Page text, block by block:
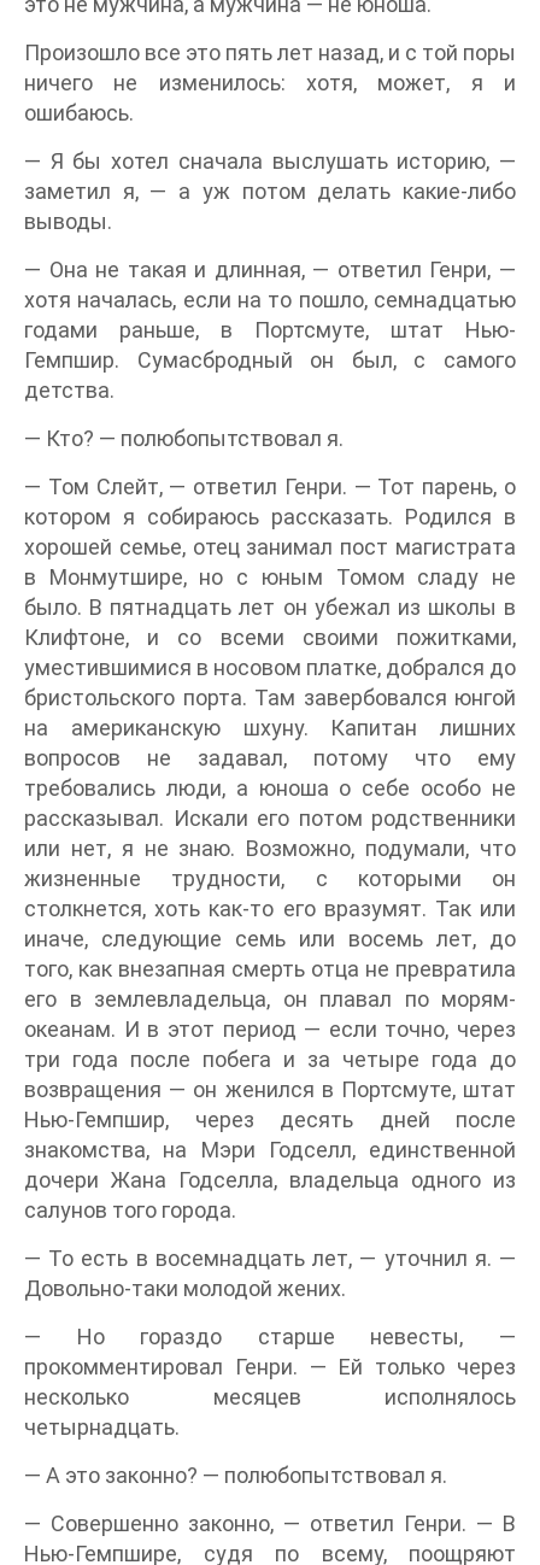
Произошло все это пять лет назад, и с той поры
ничего не изменилось: хотя, может, я и
ошибаюсь.
— Я бы хотел сначала выслушать историю, —
заметил я, — а уж потом делать какие-либо
выводы.
— Она не такая и длинная, — ответил Генри, —
хотя началась, если на то пошло, семнадцатью
годами раньше, в Портсмуте, штат Нью-
Гемпшир. Сумасбродный он был, с самого
детства.
— Кто? — полюбопытствовал я.
— Том Слейт, — ответил Генри. — Тот парень, о
котором я собираюсь рассказать. Родился в
хорошей семье, отец занимал пост магистрата
в Монмутшире, но с юным Томом сладу не
было. В пятнадцать лет он убежал из школы в
Клифтоне, и со всеми своими пожитками,
уместившимися в носовом платке, добрался до
бристольского порта. Там завербовался юнгой
на американскую шхуну. Капитан лишних
вопросов не задавал, потому что ему
требовались люди, а юноша о себе особо не
рассказывал. Искали его потом родственники
или нет, я не знаю. Возможно, подумали, что
жизненные трудности, с которыми он
столкнется, хоть как-то его вразумят. Так или
иначе, следующие семь или восемь лет, до
того, как внезапная смерть отца не превратила
его в землевладельца, он плавал по морям-
океанам. И в этот период — если точно, через
три года после побега и за четыре года до
возвращения — он женился в Портсмуте, штат
Нью-Гемпшир, через десять дней после
знакомства, на Мэри Годселл, единственной
дочери Жана Годселла, владельца одного из
салунов того города.
— То есть в восемнадцать лет, — уточнил я. —
Довольно-таки молодой жених.
— Но гораздо старше невесты, —
прокомментировал Генри. — Ей только через
несколько месяцев исполнялось
четырнадцать.
— А это законно? — полюбопытствовал я.
— Совершенно законно, — ответил Генри. — В
Нью-Гемпшире, судя по всему, поощряют